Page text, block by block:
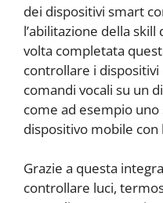
dei dispositivi smart
l’abilitazione della skill
volta completata
controllare i
comandi vocali su un
come ad esempio
dispositivo mobile con
Grazie a questa
controllare luci,